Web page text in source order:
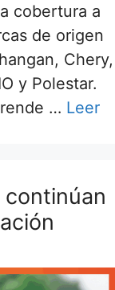
cobertura a
de origen
Chery,
y Polestar.
… Leer
continúan